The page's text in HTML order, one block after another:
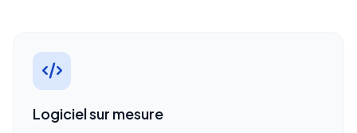
Logiciel sur mesure